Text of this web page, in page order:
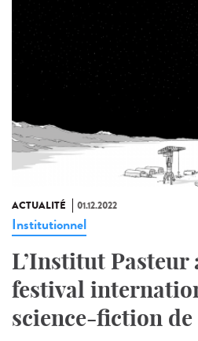
ACTUALITÉ 01.12.2022
Institutionnel
L’Institut Pasteur
festival
science-fiction de